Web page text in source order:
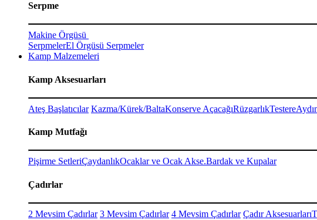
Serpme
Makine Örgüsü
SerpmelerEl Örgüsü Serpmeler
Kamp Malzemeleri
Kamp Aksesuarları
Ateş Başlatıcılar Kazma/Kürek/BaltaKonserve AçacağıRüzgarlıkTestere
Kamp Mutfağı
Pişirme SetleriÇaydanlıkOcaklar ve Ocak Akse.Bardak ve Kupalar
Çadırlar
2 Mevsim Çadırlar 3 Mevsim Çadırlar 4 Mevsim Çadırlar Çadır Aksesuarları